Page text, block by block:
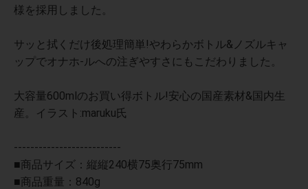
様を採用しました。
サッと拭くだけ後処理簡単!やわらかボトル&ノズルキャ
ップでオナホ-ルへの注ぎやすさにもこだわりました。
大容量600mlのお買い得ボトル!安心の国産素材&国内生
産。イラスト:maruku氏
--------------------------
■商品サイズ：縦縦240横75奥行75mm
■商品重量：840g